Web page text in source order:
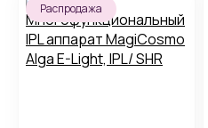
Распродажа